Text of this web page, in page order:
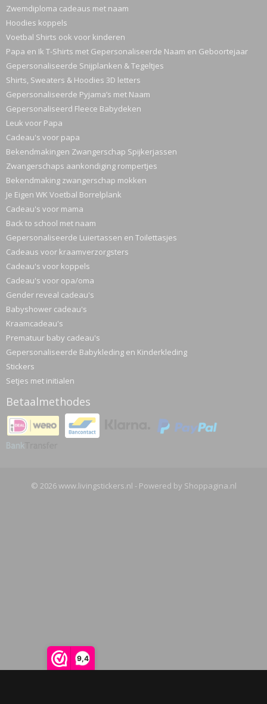
9,4
Zwemdiploma cadeaus met naam
Hoodies koppels
Voetbal Shirts ook voor kinderen
Papa en Ik T-Shirts met Gepersonaliseerde Naam en Geboortejaar
Gepersonaliseerde Snijplanken & Tegeltjes
Shirts, Sweaters & Hoodies 3D letters
Gepersonaliseerde Pyjama’s met Naam
Gepersonaliseerd Fleece Babydeken
Leuk voor Papa
Cadeau's voor papa
Bekendmakingen Zwangerschap Spijkerjassen
Zwangerschaps aankondiging rompertjes
Bekendmaking zwangerschap mokken
Je Eigen WK Voetbal Borrelplank
Cadeau's voor mama
Back to school met naam
Gepersonaliseerde Luiertassen en Toilettasjes
Cadeaus voor kraamverzorgsters
Cadeau's voor koppels
Cadeau's voor opa/oma
Gender reveal cadeau's
Babyshower cadeau's
Kraamcadeau's
Prematuur baby cadeau's
Gepersonaliseerde Babykleding en Kinderkleding
Stickers
Setjes met initialen
Betaalmethodes
© 2026 www.livingstickers.nl - Powered by Shoppagina.nl